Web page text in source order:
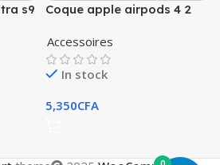
s9
Coque apple airpods 4 2
Accessoires
In stock
5,350CFA